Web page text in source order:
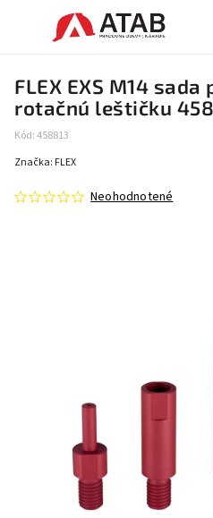
FLEX EXS M14
rotačnú leštičku
Kód:458813
Neohodnotené
Značka: FLEX